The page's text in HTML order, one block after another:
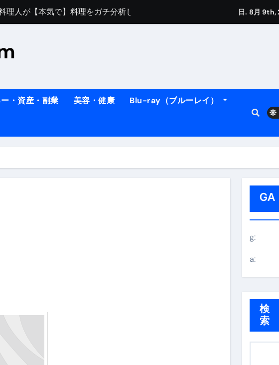
まに申し訳ない件
のパスタ
」と思っている人が見たら、一瞬で現実に引き戻されるデータです。
パーの豚肉が大変身#shorts
南イタリアの楽園・ポジターノ＆アマルフィ海岸へ！
ク）
る、４泊６日イタリア女子旅vlog
のランチ営業
スク）
ストランを体験してみた結果…
タリア
週間】さよなら！イタリア！
to do in Lake Como!
日. 8月 9th,
・資産・副業 美容・健康 Blu-ray（ブルーレイ）
GA
g:
a:
検
索